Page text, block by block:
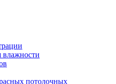
влажности
потолочных